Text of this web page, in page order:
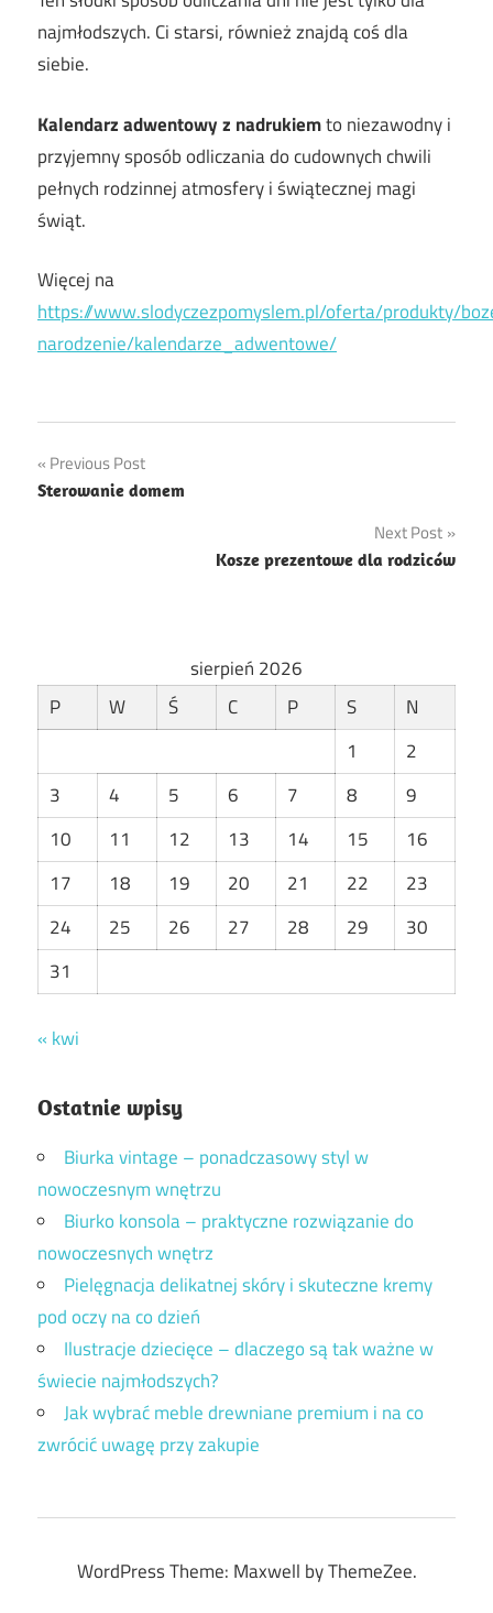
najmłodszych. Ci starsi, również znajdą coś dla
siebie.
Kalendarz adwentowy z nadrukiemto niezawodny i
przyjemny sposób odliczania do cudownych chwili
pełnych rodzinnej atmosfery i świątecznej magi
świąt.
Więcej na
https://www.slodyczezpomyslem.pl/oferta/produkty/
narodzenie/kalendarze_adwentowe/
Nawigacja
wpisu
Previous Post
Sterowanie domem
Next Post
Kosze prezentowe dla rodziców
sierpień 2026
P
W Ś C P S
N
1
2
3
4 5 6 7 8
9
10
11 12 13 14 15
16
17
18 19 20 21 22
23
24
25 26 27 28 29
30
31
« kwi
Ostatnie wpisy
Biurka vintage – ponadczasowy styl w
nowoczesnym wnętrzu
Biurko konsola – praktyczne rozwiązanie do
nowoczesnych wnętrz
Pielęgnacja delikatnej skóry i skuteczne kremy
pod oczy na co dzień
Ilustracje dziecięce – dlaczego są tak ważne w
świecie najmłodszych?
Jak wybrać meble drewniane premium i na co
zwrócić uwagę przy zakupie
WordPress Theme: Maxwell by ThemeZee.